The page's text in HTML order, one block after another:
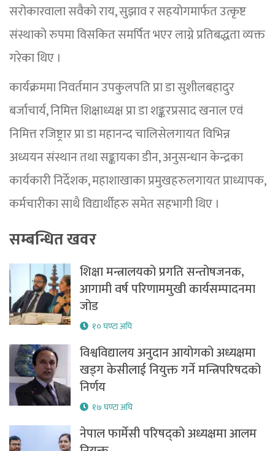
सरोकारवाला सवैको राय, सुझाव र सहयोगमार्फत उत्कृष्ट
संस्थाको रुपमा विसकित समर्पित भएर लाग्ने प्रतिबद्धता व्यक्त
गरेका थिए ।
कार्यक्रममा निवर्तमान उपकुलपति प्रा डा सुशीलबहादुर
बर्जाचार्य, निमित्त शिक्षाध्यक्ष प्रा डा शङ्करप्रसाद खनाल एवं
निमित्त रजिष्ट्रार प्रा डा महानन्द चालिसेलगायत विभिन्न
अध्ययन संस्थान तथा सङ्कायका डीन, अनुसन्धान केन्द्रका
कार्यकारी निर्देशक, महाशाखाका प्रमुखहरुलगायत प्राध्यापक,
कर्मचारीका साथै विद्यार्थीहरु समेत सहभागी थिए ।
सम्बन्धित खवर
शिक्षा मन्त्रालयको प्रगति सन्तोषजनक,
आगामी वर्ष परिणाममुखी कार्यसम्पादनमा
जोड
१० घण्टा अघि
विश्वविद्यालय अनुदान आयोगको अध्यक्षमा
खड्ग केसीलाई नियुक्त गर्ने मन्त्रिपरिषदको
निर्णय
१७ घण्टा अघि
नेपाल फार्मेसी परिषद्को अध्यक्षमा आलम